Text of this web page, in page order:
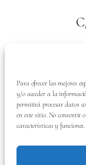
Para ofrecer las mejores
y/o acceder a la
permitirá procesar datos
en este sitio. No consentir
características y funciones.